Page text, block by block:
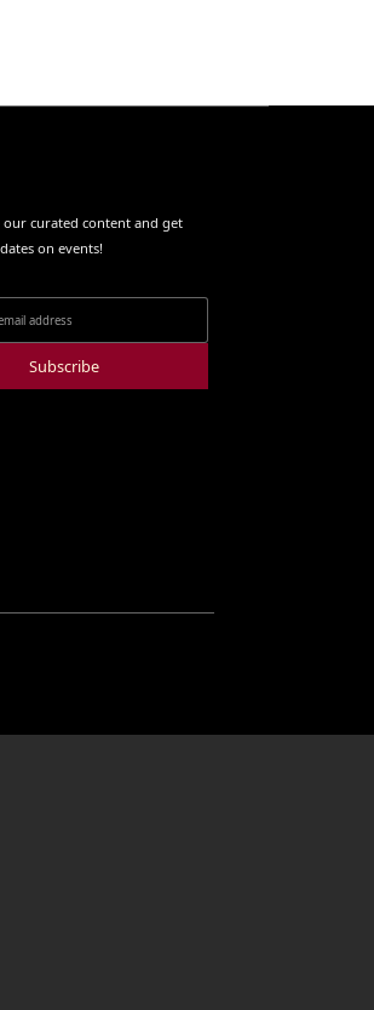
our curated content and get
on events!
Subscribe